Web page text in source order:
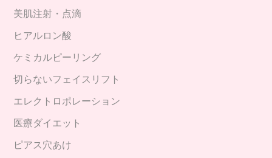
美肌注射・点滴
ヒアルロン酸
ケミカルピーリング
切らないフェイスリフト
エレクトロポレーション
医療ダイエット
ピアス穴あけ